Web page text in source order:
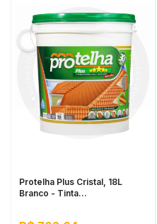
Protelha Plus Cristal, 18L
Branco - Tinta